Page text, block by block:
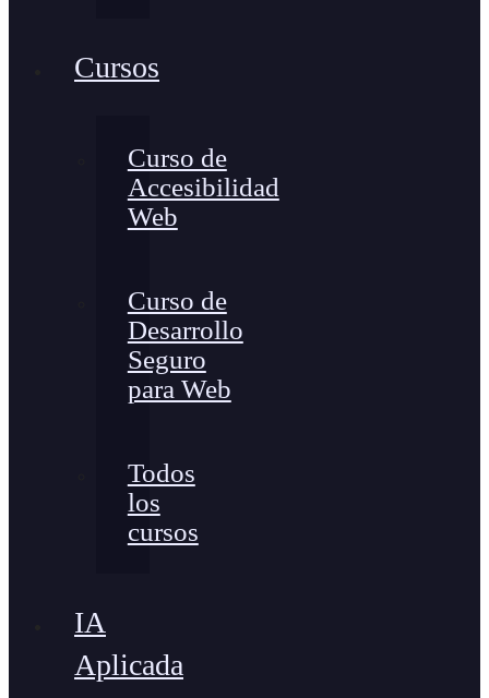
Cursos
Curso de
Accesibilidad
Web
Curso de
Desarrollo
Seguro
para Web
Todos
los
cursos
IA
Aplicada